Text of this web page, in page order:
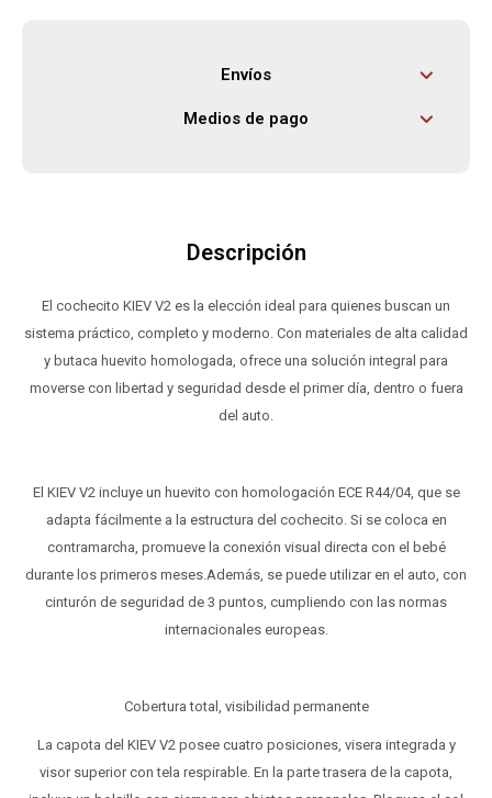
Envíos
Medios de pago
Descripción
El cochecito KIEV V2 es la elección ideal para quienes buscan un
sistema práctico, completo y moderno. Con materiales de alta calidad
y butaca huevito homologada, ofrece una solución integral para
moverse con libertad y seguridad desde el primer día, dentro o fuera
del auto.
El KIEV V2 incluye un huevito con homologación ECE R44/04, que se
adapta fácilmente a la estructura del cochecito. Si se coloca en
contramarcha, promueve la conexión visual directa con el bebé
durante los primeros meses.Además, se puede utilizar en el auto, con
cinturón de seguridad de 3 puntos, cumpliendo con las normas
internacionales europeas.
Cobertura total, visibilidad permanente
La capota del KIEV V2 posee cuatro posiciones, visera integrada y
visor superior con tela respirable. En la parte trasera de la capota,